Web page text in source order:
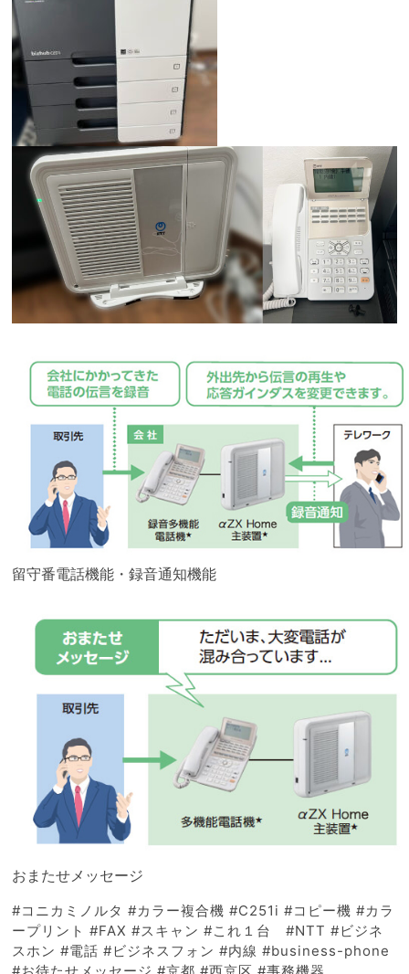
留守番電話機能・録音通知機能
おまたせメッセージ
#コニカミノルタ #カラー複合機 #C251i #コピー機 #カラ
ープリント #FAX #スキャン #これ１台 #NTT #ビジネ
スホン #電話 #ビジネスフォン #内線 #business-phone